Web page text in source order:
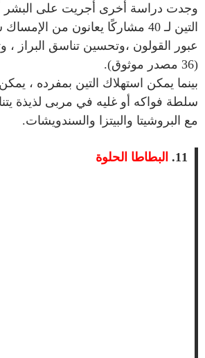
وجدت دراسة أخرى أجريت على البشر
التين لـ 40 مشاركًا يعانون من
عبور القولون ،وتحسين تناسق البراز ،
(36 مصدر موثوق).
بينما يمكن استهلاك التين بمفرده ،
سلطة فواكه أو غليه في مربى لذيذة
مع البروشيتا والبيتزا والسندويشات.
11. البطاطا الحلوة